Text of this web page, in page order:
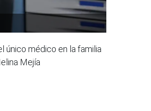
único médico en la familia
Mejía